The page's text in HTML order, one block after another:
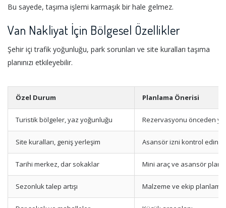
Bu sayede, taşıma işlemi karmaşık bir hale gelmez.
Van Nakliyat İçin Bölgesel Özellikler
Şehir içi trafik yoğunluğu, park sorunları ve site kuralları taşıma
planınızı etkileyebilir.
Özel Durum Planlama Önerisi
Turistik bölgeler, yaz yoğunluğu Rezervasyonu önceden
Site kuralları, geniş yerleşim Asansör izni kontrol edin
Tarihi merkez, dar sokaklar Mini araç ve asansör planı
Sezonluk talep artışı Malzeme ve ekip